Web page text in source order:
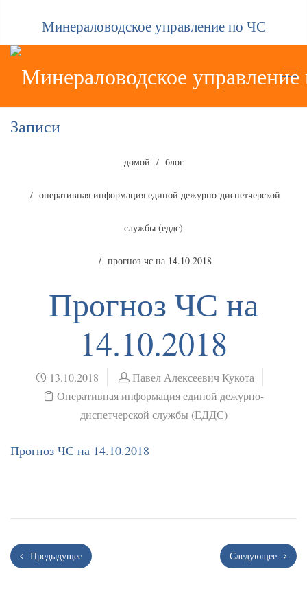
Минераловодское управление по ЧС
Записи
домой блог
оперативная информация единой дежурно-диспетчерской
службы (еддс)
прогноз чс на 14.10.2018
Прогноз ЧС на
14.10.2018
13.10.2018
Павел Алексеевич Кукота
Оперативная информация единой дежурно-
диспетчерской службы (ЕДДС)
Прогноз ЧС на 14.10.2018
Предыдущее Следующее